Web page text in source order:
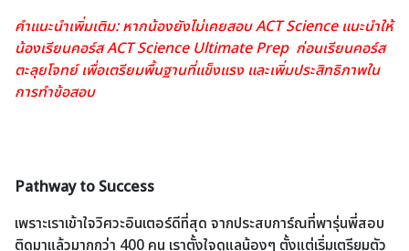
คำแนะนำเพิ่มเติม: หากน้องยังไม่เคยสอบ ACT Science แนะนำให้
น้องเรียนคอร์ส ACT Science Ultimate Prep ก่อนเรียนคอร์ส
ตะลุยโจทย์ เพื่อเตรียมพื้นฐานที่แข็งแรง และเพิ่มประสิทธิภาพใน
การทำข้อสอบ
Pathway to Success
เพราะเราเข้าใจวิศวะอินเตอร์ดีที่สุด จากประสบการ์ณที่พารุ่นพี่สอบ
ติดมาแล้วมากกว่า 400 คน เราตั้งใจดูแลน้องๆ ตั้งแต่เริ่มเตรียมตัว